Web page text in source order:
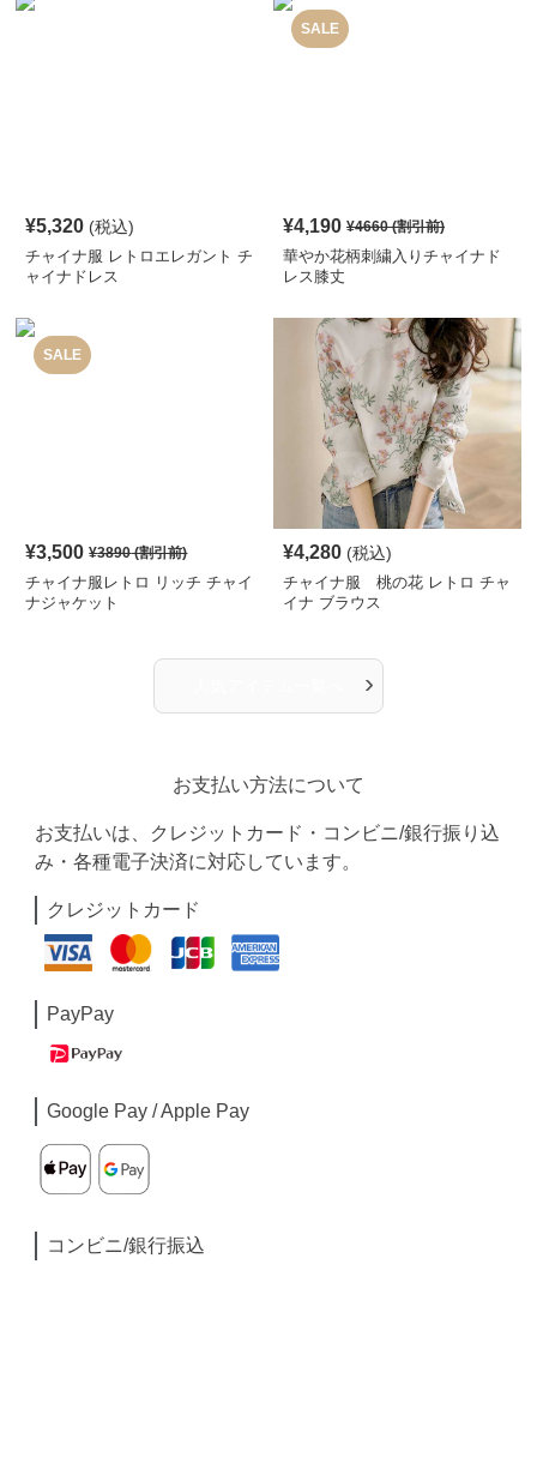
¥5,320 (税込)
チャイナ服 レトロエレガント チ
ャイナドレス
SALE
¥4,190 ¥4660(割引前)
華やか花柄刺繍入りチャイナド
レス膝丈
SALE
¥3,500 ¥3890(割引前)
チャイナ服レトロ リッチ チャイ
ナジャケット
¥4,280 (税込)
チャイナ服 桃の花 レトロ チャ
イナ ブラウス
›
お支払い方法について
お支払いは、クレジットカード・コンビニ/銀行振り込
み・各種電子決済に対応しています。
クレジットカード
PayPay
Google Pay / Apple Pay
コンビニ/銀行振込